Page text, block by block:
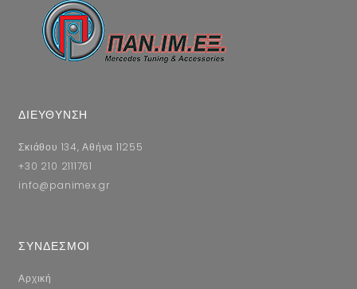
ΔΙΕΥΘΥΝΣΗ
Σκιάθου 134, Αθήνα 11255
+30 210 2111761
info@panimex.gr
ΣΥΝΔΕΣΜΟΙ
Αρχική